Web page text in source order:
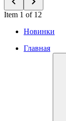
Item 1 of 12
Новинки
Главная